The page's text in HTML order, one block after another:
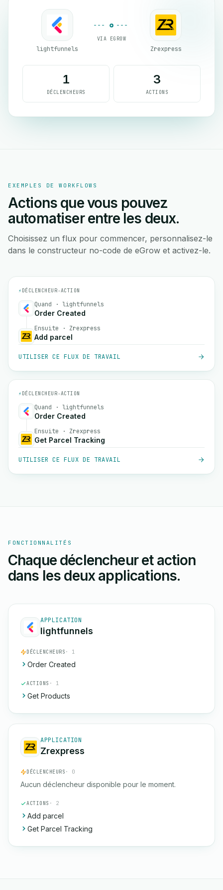
lightfunnels
VIA EGROW
Zrexpress
1
DÉCLENCHEURS
3
ACTIONS
EXEMPLES DE WORKFLOWS
Actions que vous pouvez
automatiser entre les deux.
Choisissez un flux pour commencer, personnalisez-le
dans le constructeur no-code de eGrow et activez-le.
⚡ DÉCLENCHEUR→ACTION
Quand · lightfunnels
Order Created
Ensuite · Zrexpress
Add parcel
UTILISER CE FLUX DE TRAVAIL
⚡ DÉCLENCHEUR→ACTION
Quand · lightfunnels
Order Created
Ensuite · Zrexpress
Get Parcel Tracking
UTILISER CE FLUX DE TRAVAIL
FONCTIONNALITÉS
Chaque déclencheur et action
dans les deux applications.
APPLICATION
lightfunnels
DÉCLENCHEURS · 1
Order Created
ACTIONS · 1
Get Products
APPLICATION
Zrexpress
DÉCLENCHEURS · 0
Aucun déclencheur disponible pour le moment.
ACTIONS · 2
Add parcel
Get Parcel Tracking